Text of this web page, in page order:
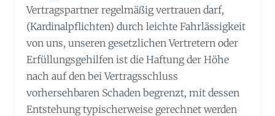
Vertragspartner regelmäßig vertrauen darf,
(Kardinalpflichten) durch leichte Fahrlässigkeit
von uns, unseren gesetzlichen Vertretern oder
Erfüllungsgehilfen ist die Haftung der Höhe
nach auf den bei Vertragsschluss
vorhersehbaren Schaden begrenzt, mit dessen
Entstehung typischerweise gerechnet werden